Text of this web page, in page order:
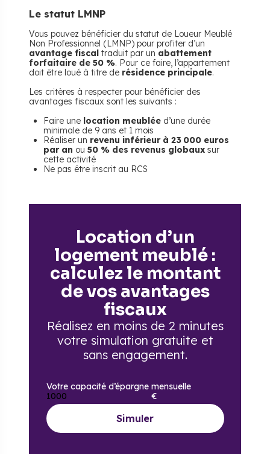
Le statut LMNP
Vous pouvez bénéficier du statut de Loueur Meublé
Non Professionnel (LMNP) pour profiter d’un
avantage fiscal traduit par un abattement
forfaitaire de 50 %. Pour ce faire, l’appartement
doit être loué à titre de résidence principale.
Les critères à respecter pour bénéficier des
avantages fiscaux sont les suivants :
Faire une location meublée d’une durée
minimale de 9 ans et 1 mois
Réaliser un revenu inférieur à 23 000 euros
par an ou 50 % des revenus globaux sur
cette activité
Ne pas être inscrit au RCS
Location d’un
logement meublé :
calculez le montant
de vos avantages
fiscaux
Réalisez en moins de 2 minutes
votre simulation gratuite et
sans engagement.
Votre capacité d’épargne mensuelle
€
Simuler